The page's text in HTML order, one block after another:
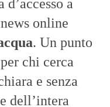
-
tv di
TirrenoSat.